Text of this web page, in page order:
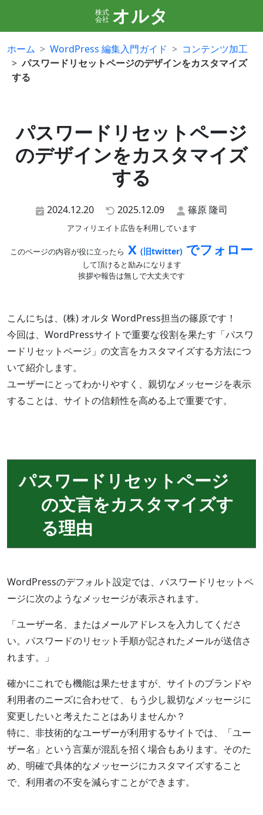
株式
会社 オルタ
ホーム WordPress 編集入門ガイド
コンテンツ加工
パスワードリセットページのデザインをカスタマイズ
する
パスワードリセットページ
のデザインをカスタマイズ
する
2024.12.20 2025.12.09 篠原 隆司
アフィリエイト広告を利用しています
このページの内容が役に立ったら X (旧twitter) でフォロー
して頂けると励みになります
挨拶や報告は無しで大丈夫です
こんにちは、(株) オルタ WordPress担当の篠原です！
今回は、WordPressサイトで重要な役割を果たす「パスワ
ードリセットページ」の文言をカスタマイズする方法につ
いて紹介します。
ユーザーにとってわかりやすく、親切なメッセージを表示
することは、サイトの信頼性を高める上で重要です。
パスワードリセットページ
の文言をカスタマイズす
る理由
WordPressのデフォルト設定では、パスワードリセットペ
ージに次のようなメッセージが表示されます。
「ユーザー名、またはメールアドレスを入力してくださ
い。パスワードのリセット手順が記されたメールが送信さ
れます。」
確かにこれでも機能は果たせますが、サイトのブランドや
利用者のニーズに合わせて、もう少し親切なメッセージに
変更したいと考えたことはありませんか？
特に、非技術的なユーザーが利用するサイトでは、「ユー
ザー名」という言葉が混乱を招く場合もあります。そのた
め、明確で具体的なメッセージにカスタマイズすること
で、利用者の不安を減らすことができます。